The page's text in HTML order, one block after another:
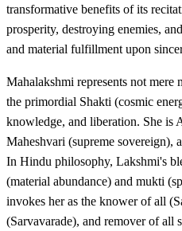
transformative benefits of its
prosperity, destroying enemies,
and material fulfillment upon
Mahalakshmi represents not mere
the primordial Shakti (cosmic
knowledge, and liberation. She is
Maheshvari (supreme sovereign),
In Hindu philosophy, Lakshmi's
(material abundance) and mukti
invokes her as the knower of all
(Sarvavarade), and remover of all